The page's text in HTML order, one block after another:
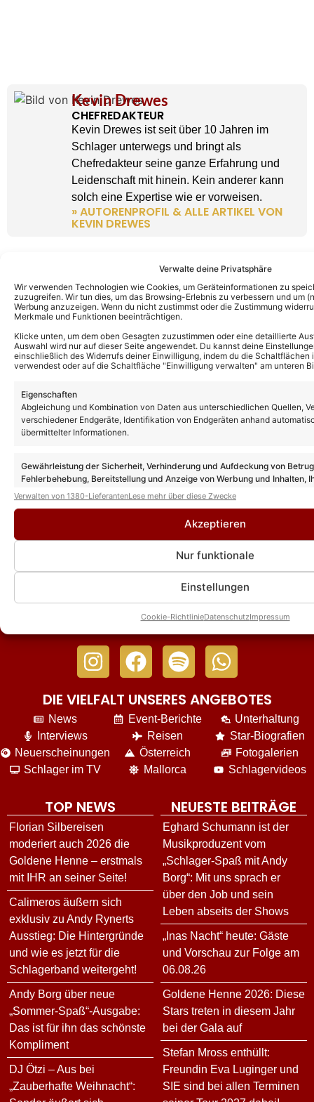
Verwalte deine Privatsphäre
Wir verwenden Technologien wie Cookies, um Geräteinformationen zu
zuzugreifen. Wir tun dies, um das Browsing-Erlebnis zu verbessern und um
Werbung anzuzeigen. Wenn du nicht zustimmst oder die Zustimmung
Merkmale und Funktionen beeinträchtigen.
Klicke unten, um dem oben Gesagten zuzustimmen oder eine detaillierte
Auswahl wird nur auf dieser Seite angewendet. Du kannst deine
einschließlich des Widerrufs deiner Einwilligung, indem du die
verwendest oder auf die Schaltfläche "Einwilligung verwalten" am unteren
Eigenschaften
Abgleichung und Kombination von Daten aus unterschiedlichen Quellen,
verschiedener Endgeräte, Identifikation von Endgeräten anhand
übermittelter Informationen.
Gewährleistung der Sicherheit, Verhinderung und Aufdeckung von
Fehlerbehebung, Bereitstellung und Anzeige von Werbung und Inhalten,
Entscheidungen zum Datenschutz speichern und übermitteln.
Verwalten von 1380-LieferantenLese mehr über diese Zwecke
Akzeptieren
Nur funktionale
Einstellungen
Cookie-RichtlinieDatenschutzImpressum
Kevin Drewes
CHEFREDAKTEUR
Kevin Drewes ist seit über 10 Jahren im
Schlager unterwegs und bringt als
Chefredakteur seine ganze Erfahrung und
Leidenschaft mit hinein. Kein anderer kann
solch eine Expertise wie er vorweisen.
» AUTORENPROFIL & ALLE ARTIKEL VON
KEVIN DREWES
Das könnte Euch auch interessieren:
DIE VIELFALT UNSERES ANGEBOTES
News
Interviews
Neuerscheinungen
Schlager im TV
Event-Berichte
Reisen
Österreich
Mallorca
Unterhaltung
Star-Biografien
Fotogalerien
Schlagervideos
TOP NEWS
Florian Silbereisen
moderiert auch 2026 die
Goldene Henne – erstmals
mit IHR an seiner Seite!
Calimeros äußern sich
exklusiv zu Andy Rynerts
Ausstieg: Die Hintergründe
und wie es jetzt für die
Schlagerband weitergeht!
Andy Borg über neue
„Sommer-Spaß“-Ausgabe:
Das ist für ihn das schönste
Kompliment
DJ Ötzi – Aus bei
„Zauberhafte Weihnacht“:
NEUESTE BEITRÄGE
Eghard Schumann ist der
Musikproduzent vom
„Schlager-Spaß mit Andy
Borg“: Mit uns sprach er
über den Job und sein
Leben abseits der Shows
„Inas Nacht“ heute: Gäste
und Vorschau zur Folge am
06.08.26
Goldene Henne 2026: Diese
Stars treten in diesem Jahr
bei der Gala auf
Stefan Mross enthüllt:
Freundin Eva Luginger und
SIE sind bei allen Terminen